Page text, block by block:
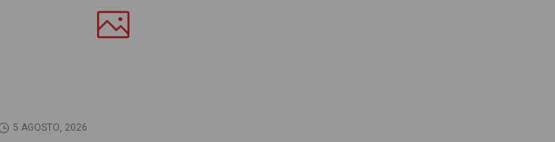
5 AGOSTO, 2026